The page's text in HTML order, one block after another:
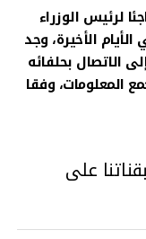
لرئيس الوزراء
الأخيرة، وجد
الاتصال بحلفائه
المعلومات، وفقا
على